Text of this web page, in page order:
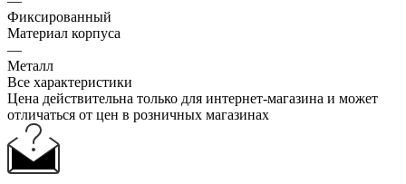
Фиксированный
Материал корпуса
—
Металл
Все характеристики
Цена действительна только для интернет-магазина и может
отличаться от цен в розничных магазинах